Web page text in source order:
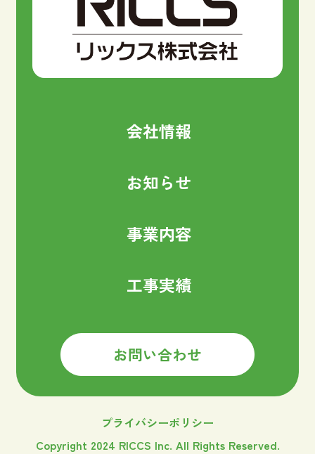
会社情報
お知らせ
事業内容
工事実績
お問い合わせ
プライバシーポリシー
Copyright 2024 RICCS Inc. All Rights Reserved.